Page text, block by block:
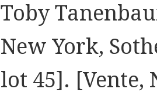
Toby
New York,
lot 45]. [Vente,